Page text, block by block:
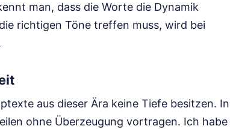
man, dass die Worte die Dynamik
richtigen Töne treffen muss, wird bei
aus dieser Ära keine Tiefe besitzen. In
ohne Überzeugung vortragen. Ich habe